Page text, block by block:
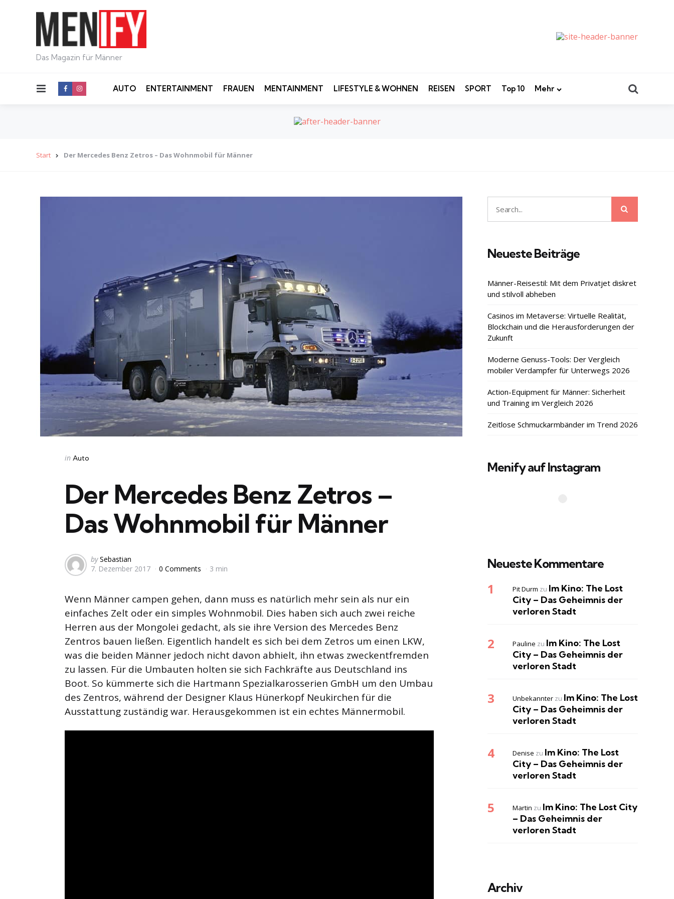
Das Magazin für Männer
Menu AUTO ENTERTAINMENT FRAUEN MENTAINMENT LIFESTYLE & WOHNEN REISEN SPORT Top 10 Mehr
Start Der Mercedes Benz Zetros – Das Wohnmobil für Männer
Categories
Posted
in Auto
Der Mercedes Benz Zetros –
Das Wohnmobil für Männer
Posted
by
by Sebastian
7. Dezember 2017
0 Comments 3 min
Wenn Männer campen gehen, dann muss es natürlich mehr sein als nur ein
einfaches Zelt oder ein simples Wohnmobil. Dies haben sich auch zwei reiche
Herren aus der Mongolei gedacht, als sie ihre Version des Mercedes Benz
Zentros bauen ließen. Eigentlich handelt es sich bei dem Zetros um einen LKW,
was die beiden Männer jedoch nicht davon abhielt, ihn etwas zweckentfremden
zu lassen. Für die Umbauten holten sie sich Fachkräfte aus Deutschland ins
Boot. So kümmerte sich die Hartmann Spezialkarosserien GmbH um den Umbau
des Zentros, während der Designer Klaus Hünerkopf Neukirchen für die
Ausstattung zuständig war. Herausgekommen ist ein echtes Männermobil.
Search
for:
Neueste Beiträge
Männer-Reisestil: Mit dem Privatjet diskret
und stilvoll abheben
Casinos im Metaverse: Virtuelle Realität,
Blockchain und die Herausforderungen der
Zukunft
Moderne Genuss-Tools: Der Vergleich
mobiler Verdampfer für Unterwegs 2026
Action-Equipment für Männer: Sicherheit
und Training im Vergleich 2026
Zeitlose Schmuckarmbänder im Trend 2026
Menify auf Instagram
Neueste Kommentare
Pit Durm zu Im Kino: The Lost
City – Das Geheimnis der
verloren Stadt
Pauline zu Im Kino: The Lost
City – Das Geheimnis der
verloren Stadt
Unbekannter zu Im Kino: The Lost
City – Das Geheimnis der
verloren Stadt
Denise zu Im Kino: The Lost
City – Das Geheimnis der
verloren Stadt
Martin zu Im Kino: The Lost City
– Das Geheimnis der
verloren Stadt
Archiv